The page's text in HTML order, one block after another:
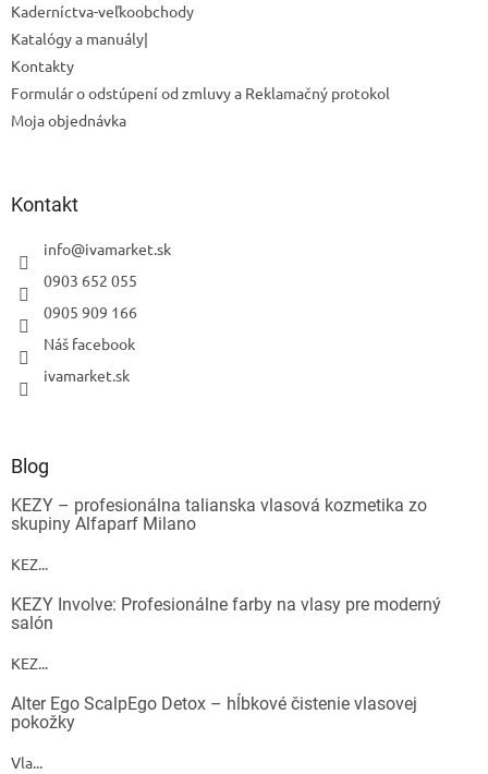
Kaderníctva-veľkoobchody
Katalógy a manuály|
Kontakty
Formulár o odstúpení od zmluvy a Reklamačný protokol
Moja objednávka
Kontakt
info@ivamarket.sk
0903 652 055
0905 909 166
Náš facebook
ivamarket.sk
Blog
KEZY – profesionálna talianska vlasová kozmetika zo
skupiny Alfaparf Milano
KEZ...
KEZY Involve: Profesionálne farby na vlasy pre moderný
salón
KEZ...
Alter Ego ScalpEgo Detox – hĺbkové čistenie vlasovej
pokožky
Vla...